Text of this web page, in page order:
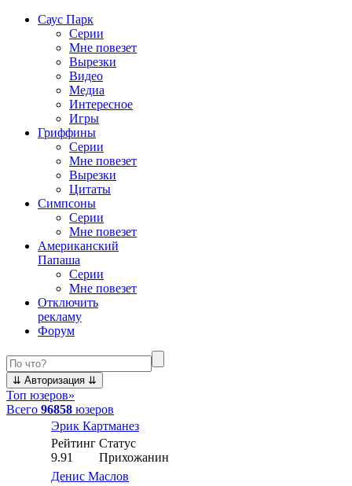
Саус Парк
Серии
Мне повезет
Вырезки
Видео
Медиа
Интересное
Игры
Гриффины
Серии
Мне повезет
Вырезки
Цитаты
Симпсоны
Серии
Мне повезет
Американский
Папаша
Серии
Мне повезет
Отключить
рекламу
Форум
Топ юзеров»
Всего 96858 юзеров
Эрик Картманез
Рейтинг
9.91
Статус
Прихожанин
Денис Маслов